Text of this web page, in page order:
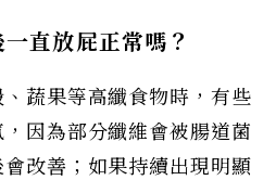
一直放屁正常嗎？
蔬果等高纖食物時，有些
因為部分纖維會被腸道菌
改善；如果持續出現明顯